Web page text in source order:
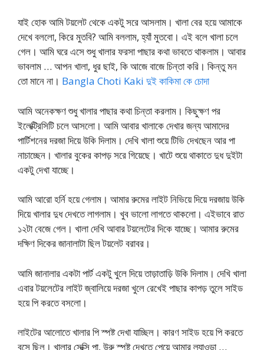
যাই হোক আমি টয়লেট থেকে একটু সরে আসলাম। খালা বের হয়ে আমাকে
দেখে বললো, কিরে মুতবি? আমি বললাম, হ্যাঁ মুতবো। এই বলে খালা চলে
গেল। আমি ঘরে এসে শুধু খালার ফরসা পাছার কথা ভাবতে থাকলাম। আবার
ভাবলাম … আপন খালা, ধুর ছাই, কি আজে বাজে চিন্তা করি। কিন্তু মন
তো মানে না। Bangla Choti Kaki দুই কাকিমা কে চোদা
আমি অনেকক্ষণ শুধু খালার পাছার কথা চিন্তা করলাম। কিছুক্ষণ পর
ইলেক্ট্রিসিটি চলে আসলো। আমি আবার খালাকে দেখার জন্য আমাদের
পার্টিশনের দরজা দিয়ে উকি দিলাম। দেখি খালা শুয়ে টিভি দেখছেন আর পা
নাচাচ্ছেন। খালার বুকের কাপড় সরে গিয়েছে। খাটে শুয়ে থাকাতে দুধ দুইটা
একটু দেখা যাচ্ছে।
আমি আরো হর্নি হয়ে গেলাম। আমার রুমের লাইট নিভিয়ে দিয়ে দরজায় উকি
দিয়ে খালার দুধ দেখতে লাগলাম। খুব ভালো লাগতে থাকলো। এইভাবে রাত
১২টা বেজে গেল। খালা দেখি আবার টয়লেটের দিকে যাচ্ছে। আমার রুমের
দক্ষিণ দিকের জানালাটা ছিল টয়লেট বরাবর।
আমি জানালার একটা পার্ট একটু খুলে দিয়ে তাড়াতাড়ি উকি দিলাম। দেখি খালা
এবার টয়লেটের লাইট জ্বালিয়ে দরজা খুলে রেখেই পাছার কাপড় তুলে সাইড
হয়ে পি করতে বসলো।
লাইটের আলোতে খালার পি স্পষ্ট দেখা যাচ্ছিল। কারণ সাইড হয়ে পি করতে
বসে ছিল। খালার সেক্সি পা, উরু স্পষ্ট দেখতে পেয়ে আমার ল্যাওড়া …